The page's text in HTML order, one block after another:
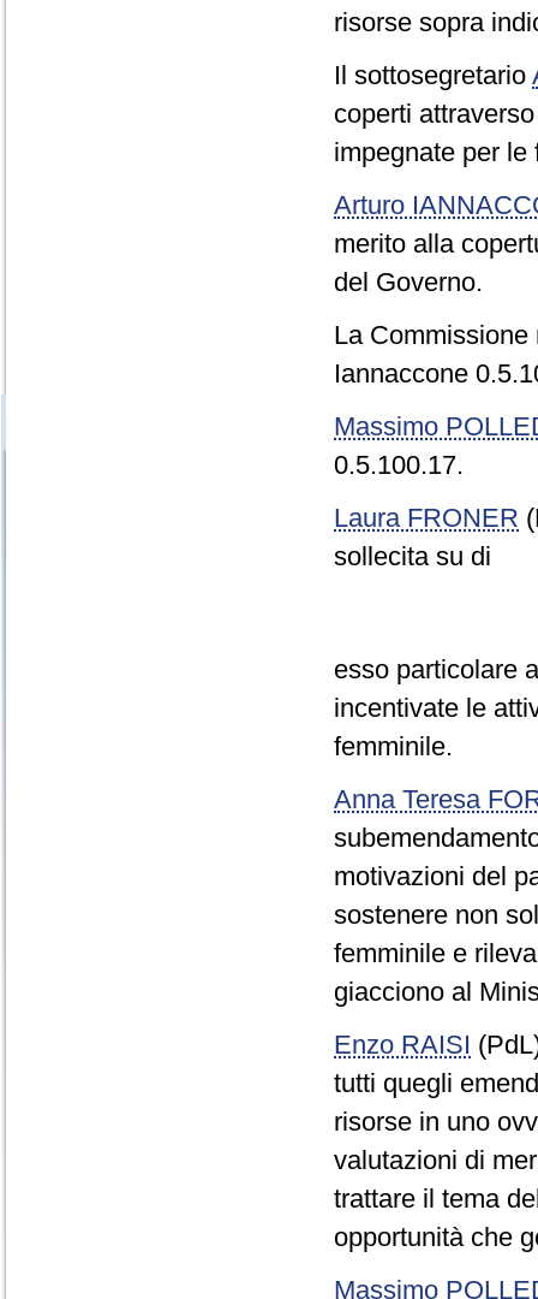
risorse sopra
Il sottosegretario
coperti
impegnate per
Arturo
merito alla
del Governo.
La
Iannaccone
Massimo
0.5.100.17.
Laura FRONER
sollecita su di
esso particolare
incentivate le
femminile.
Anna Teresa
motivazioni del
sostenere non
femminile e
giacciono al
Enzo RAISI
tutti quegli
risorse in uno
valutazioni di
trattare il tema
opportunità che
Massimo